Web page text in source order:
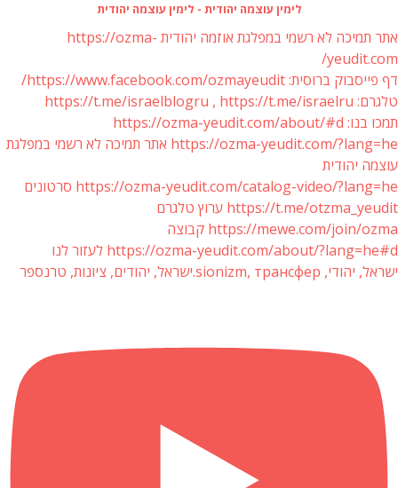
לימין עוצמה יהודית - לימין עוצמה יהודית
אתר תמיכה לא רשמי במפלגת אוזמה יהודית https://ozma-
yeudit.com/
דף פייסבוק ברוסית: https://www.facebook.com/ozmayeudit/
טלגרם: https://t.me/israelblogru , https://t.me/israelru
תמכו בנו: https://ozma-yeudit.com/about/#d
https://ozma-yeudit.com/?lang=he אתר תמיכה לא רשמי במפלגת
עוצמה יהודית
https://ozma-yeudit.com/catalog-video/?lang=he סרטונים
https://t.me/otzma_yeudit ערוץ טלגרם
https://mewe.com/join/ozma קבוצה
https://ozma-yeudit.com/about/?lang=he#d לעזור לנו
ישראל, יהודי, sionizm, трансфер.ישראל, יהודים, ציונות, טרנספר